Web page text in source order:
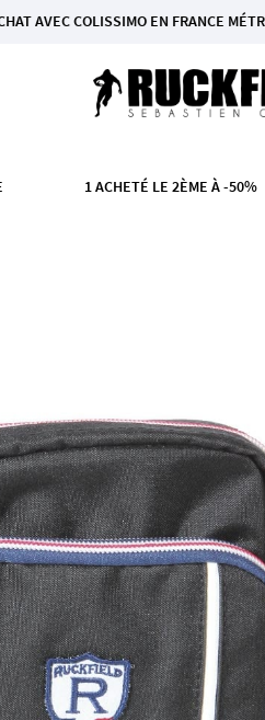
EN FRANCE MÉTROPOLITAINE
1 ACHETÉ LE 2ÈME À -50%